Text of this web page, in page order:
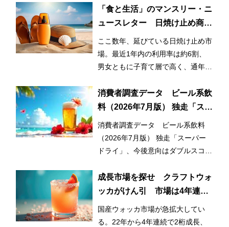
「食と生活」のマンスリー・ニ
ュースレター 日焼け止め商品
の利用率が3割増！ 日常的かつ
早期化・長期化する日焼け止め
市場
ここ数年、延びている日焼け止め市
場。最近1年内の利用率は約6割、
男女ともに子育て層で高く、通年利
とつの要因となっている。
消費者調査データ ビール系飲
料（2026年7月版） 独走「スー
パードライ」、今後意向はダブ
ルスコアに
消費者調査データ ビール系飲料
（2026年7月版） 独走「スーパー
ドライ」、今後意向はダブルスコア
成長市場を探せ クラフトウォ
ッカがけん引 市場は4年連続
2桁成長
国産ウォッカ市場が急拡大してい
る。22年から4年連続で2桁成長、